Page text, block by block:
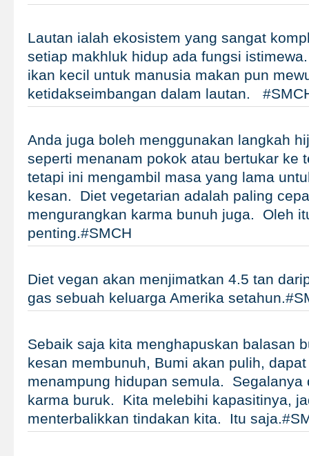
Lautan ialah ekosistem yang sangat
setiap makhluk hidup ada fungsi
ikan kecil untuk manusia makan pun
ketidakseimbangan dalam lautan.
Anda juga boleh menggunakan langkah
seperti menanam pokok atau bertukar ke
tetapi ini mengambil masa yang lama
kesan. Diet vegetarian adalah paling
mengurangkan karma bunuh juga. Oleh
penting.#SMCH
Diet vegan akan menjimatkan 4.5 tan
gas sebuah keluarga Amerika
Sebaik saja kita menghapuskan balasan
kesan membunuh, Bumi akan pulih,
menampung hidupan semula. Segalanya
karma buruk. Kita melebihi kapasitinya,
menterbalikkan tindakan kita. Itu